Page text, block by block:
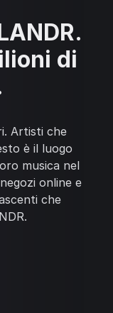
di
Artisti che
è il luogo
musica nel
online e
che